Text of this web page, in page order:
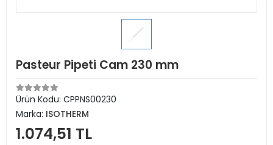
Pasteur Pipeti Cam 230 mm
Ürün Kodu: CPPNS00230
Marka: ISOTHERM
1.074,51 TL